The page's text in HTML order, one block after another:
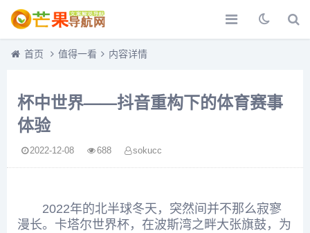
首页 值得一看 内容详情
杯中世界——抖音重构下的体育赛事
体验
2022-12-08 688 sokucc
2022年的北半球冬天，突然间并不那么寂寥
漫长。卡塔尔世界杯，在波斯湾之畔大张旗鼓，为